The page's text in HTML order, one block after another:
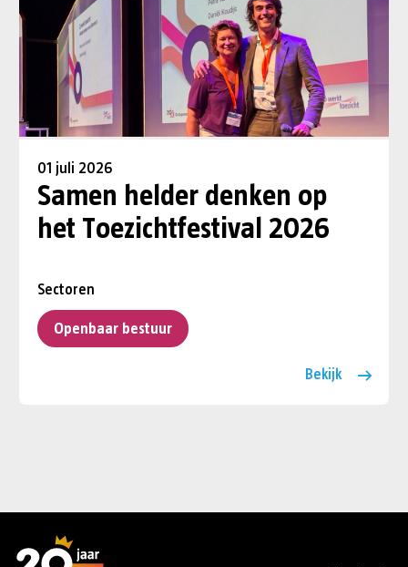
01 juli 2026
Samen helder denken op
het Toezichtfestival 2026
Sectoren
Openbaar bestuur
Bekijk